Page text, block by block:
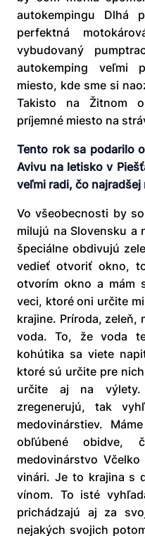
autokempingu Dlhá
perfektná
vybudovaný
autokemping veľmi
miesto, kde sme si
Takisto na Žitnom
príjemné miesto na
Tento rok sa podarilo
Avivu na letisko v
veľmi radi, čo
Vo všeobecnosti by
milujú na Slovensku a
špeciálne obdivujú
vedieť otvoriť okno,
otvorím okno a mám
veci, ktoré oni určite
krajine. Príroda, zeleň,
voda. To, že voda
kohútika sa viete
ktoré sú určite pre
určite aj na
zregenerujú, tak
medovinárstiev.
obľúbené obidve,
medovinárstvo
vinári. Je to krajina s
vínom. To isté
prichádzajú aj za
nejakých svojich